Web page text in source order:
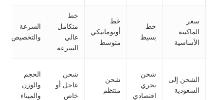
سعر
الماكينة
الأساسية
خط
بسيط
خط
أوتوماتيكي
متوسط
خط
متكامل
عالي
السرعة
السرعة
والتخصيص
الشحن إلى
السعودية
شحن
بحري
اقتصادي
شحن
منتظم
شحن
عاجل أو
خاص
الحجم
والوزن
والميناء